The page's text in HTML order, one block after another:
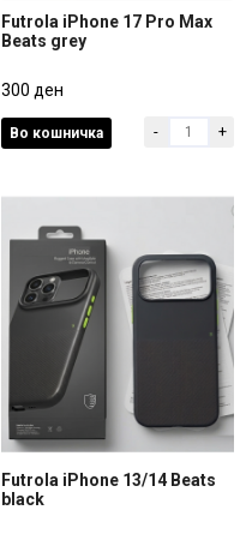
Beats grey
300 ден
Futrola iPhone 17 Pro Max
Beats grey
300 ден
Во кошничка - +
Futrola iPhone 13/14 Beats
black